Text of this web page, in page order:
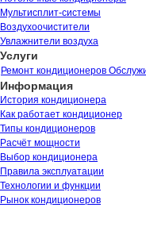
Мультисплит-системы
Воздухоочистители
Увлажнители воздуха
Услуги
Ремонт кондиционеров
Информация
История кондиционера
Как работает кондиционер
Типы кондиционеров
Расчёт мощности
Выбор кондиционера
Правила эксплуатации
Технологии и функции
Рынок кондиционеров